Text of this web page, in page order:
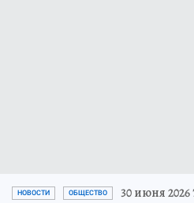
НОВОСТИ ОБЩЕСТВО 30 июня 2026